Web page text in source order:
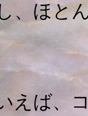
、ほと
えば、